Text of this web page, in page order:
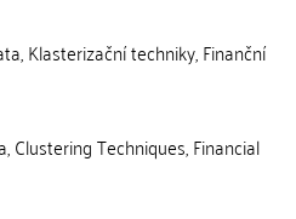
Klasterizační techniky, Finanční
Clustering Techniques, Financial